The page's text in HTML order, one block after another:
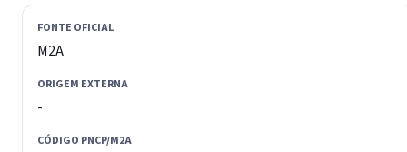
FONTE OFICIAL
M2A
ORIGEM EXTERNA
-
CÓDIGO PNCP/M2A